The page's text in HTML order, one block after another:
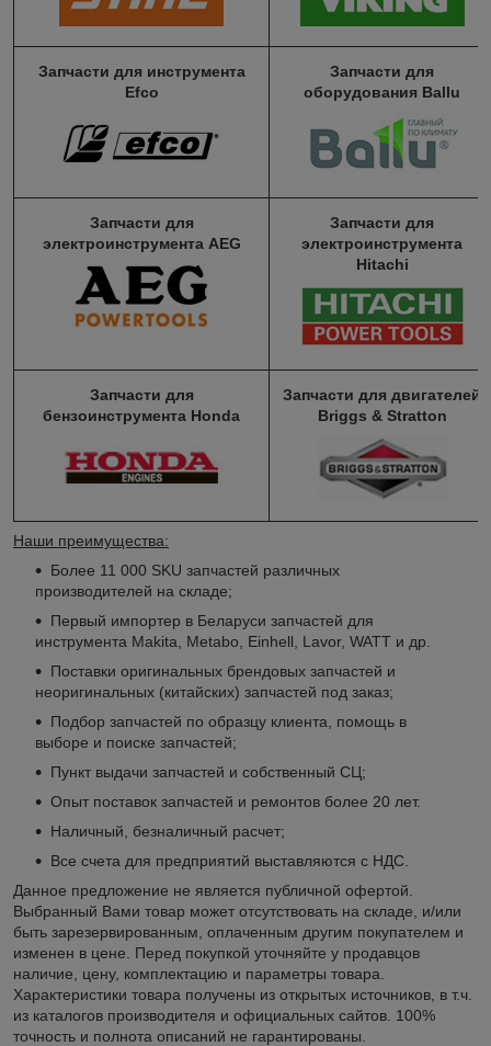
Запчасти для инструмента
Efco
Запчасти для
оборудования Ballu
Запчасти для
электроинструмента AEG
Запчасти для
электроинструмента
Hitachi
Запчасти для
бензоинструмента Honda
Запчасти для двигателей
Briggs & Stratton
Наши преимущества:
Более 11 000 SKU запчастей различных
производителей на складе;
Первый импортер в Беларуси запчастей для
инструмента Makita, Metabo, Einhell, Lavor, WATT и др.
Поставки оригинальных брендовых запчастей и
неоригинальных (китайских) запчастей под заказ;
Подбор запчастей по образцу клиента, помощь в
выборе и поиске запчастей;
Пункт выдачи запчастей и собственный СЦ;
Опыт поставок запчастей и ремонтов более 20 лет.
Наличный, безналичный расчет;
Все счета для предприятий выставляются с НДС.
Данное предложение не является публичной офертой.
Выбранный Вами товар может отсутствовать на складе, и/или
быть зарезервированным, оплаченным другим покупателем и
изменен в цене. Перед покупкой уточняйте у продавцов
наличие, цену, комплектацию и параметры товара.
Характеристики товара получены из открытых источников, в т.ч.
из каталогов производителя и официальных сайтов. 100%
точность и полнота описаний не гарантированы.